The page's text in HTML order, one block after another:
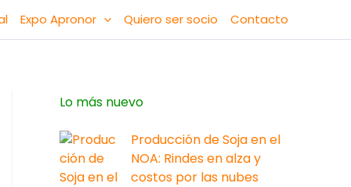
Expo Apronor Quiero ser socio Contacto
Lo más nuevo
Producción de Soja en el
NOA: Rindes en alza y
costos por las nubes